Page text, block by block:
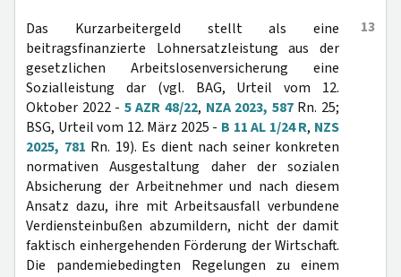
13
Das Kurzarbeitergeld stellt als eine
beitragsfinanzierte Lohnersatzleistung aus der
gesetzlichen Arbeitslosenversicherung eine
Sozialleistung dar (vgl. BAG, Urteil vom 12.
Oktober 2022 - 5 AZR 48/22, NZA 2023, 587Rn. 25;
BSG, Urteil vom 12. März 2025 - B 11 AL 1/24 R, NZS
2025, 781 Rn. 19). Es dient nach seiner konkreten
normativen Ausgestaltung daher der sozialen
Absicherung der Arbeitnehmer und nach diesem
Ansatz dazu, ihre mit Arbeitsausfall verbundene
Verdiensteinbußen abzumildern, nicht der damit
faktisch einhergehenden Förderung der Wirtschaft.
Die pandemiebedingten Regelungen zu einem